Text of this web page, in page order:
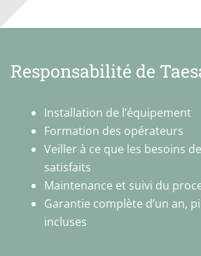
Responsabilité de
Installation de l’équipement
Formation des opérateurs
Veiller à ce que les besoins
satisfaits
Maintenance et suivi du
Garantie complète d’un an,
incluses